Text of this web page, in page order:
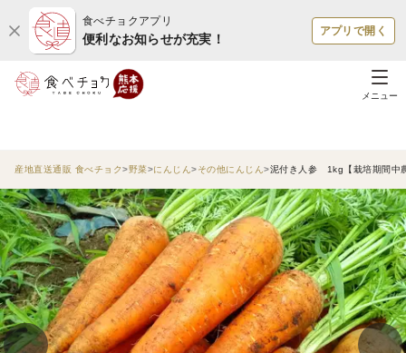
食べチョクアプリ
便利なお知らせが充実！
アプリで開く
メニュー
産地直送通販 食べチョク 野菜 にんじん その他にんじん 泥付き人参 1kg【栽培期間中